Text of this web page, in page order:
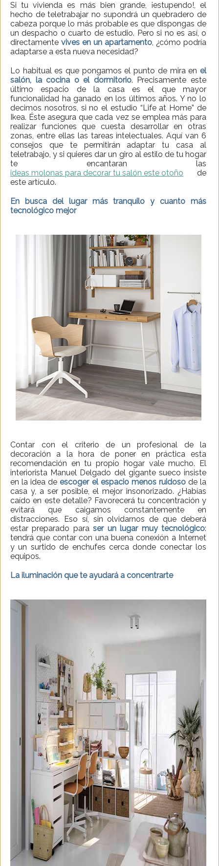
Si tu vivienda es más bien grande, ¡estupendo!, el
hecho de teletrabajar no supondrá un quebradero de
cabeza porque lo más probable es que dispongas de
un despacho o cuarto de estudio. Pero si no es así, o
directamente vives en un apartamento, ¿cómo podría
adaptarse a esta nueva necesidad?
Lo habitual es que pongamos el punto de mira en el
salón, la cocina o el dormitorio. Precisamente este
último espacio de la casa es el que mayor
funcionalidad ha ganado en los últimos años. Y no lo
decimos nosotros, si no el estudio “Life at Home” de
Ikea. Éste asegura que cada vez se emplea más para
realizar funciones que cuesta desarrollar en otras
zonas, entre ellas las tareas intelectuales. Aquí van 6
consejos que te permitirán adaptar tu casa al
teletrabajo, y si quieres dar un giro al estilo de tu hogar
te encantaran las
ideas molonas para decorar tu salón este otoño de
este artículo.
En busca del lugar más tranquilo y cuanto más
tecnológico mejor
Contar con el criterio de un profesional de la
decoración a la hora de poner en práctica esta
recomendación en tu propio hogar vale mucho. El
interiorista Manuel Delgado del gigante sueco insiste
en la idea de escoger el espacio menos ruidosode la
casa y, a ser posible, el mejor insonorizado. ¿Habías
caído en este detalle? Favorecerá tu concentración y
evitará que caigamos constantemente en
distracciones. Eso sí, sin olvidarnos de que deberá
estar preparado paraser un lugar muy tecnológico:
tendrá que contar con una buena conexión a Internet
y un surtido de enchufes cerca donde conectar los
equipos.
La iluminación que te ayudará a concentrarte